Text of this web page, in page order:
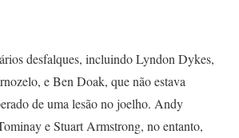
desfalques, incluindo Lyndon Dykes,
e Ben Doak, que não estava
de uma lesão no joelho. Andy
e Stuart Armstrong, no entanto,